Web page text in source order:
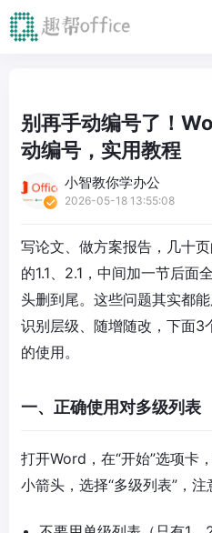
别再手动编号了！
动编号，实用教程
小智教你学办公
2026-05-18 13:55:08
写论文、做方案报告，几十
的1.1、2.1，中间加一节后面
头删到尾。这些问题其实都
识别层级、随增随改，下面3
的使用。
一、正确使用对多级列表
打开Word，在“开始”选项卡
小箭头，选择“多级列表”，注